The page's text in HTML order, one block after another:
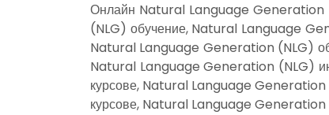
Онлайн Natural Language Generation
(NLG) обучение, Natural Language
Natural Language Generation (NLG)
Natural Language Generation (NLG)
курсове, Natural Language
курсове, Natural Language